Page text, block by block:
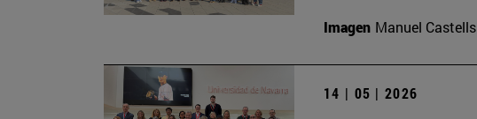
Imagen Manuel Castells
14 | 05 | 2026